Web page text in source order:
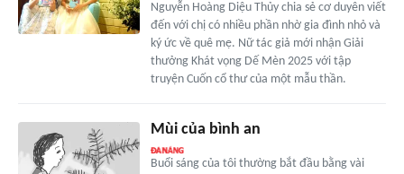
Nguyễn Hoàng Diệu Thủy chia sẻ cơ duyên viết
đến với chị có nhiều phần nhờ gia đình nhỏ và
ký ức về quê mẹ. Nữ tác giả mới nhận Giải
thưởng Khát vọng Dế Mèn 2025 với tập
truyện Cuốn cổ thư của một mẫu thần.
Mùi của bình an
Buổi sáng của tôi thường bắt đầu bằng vài